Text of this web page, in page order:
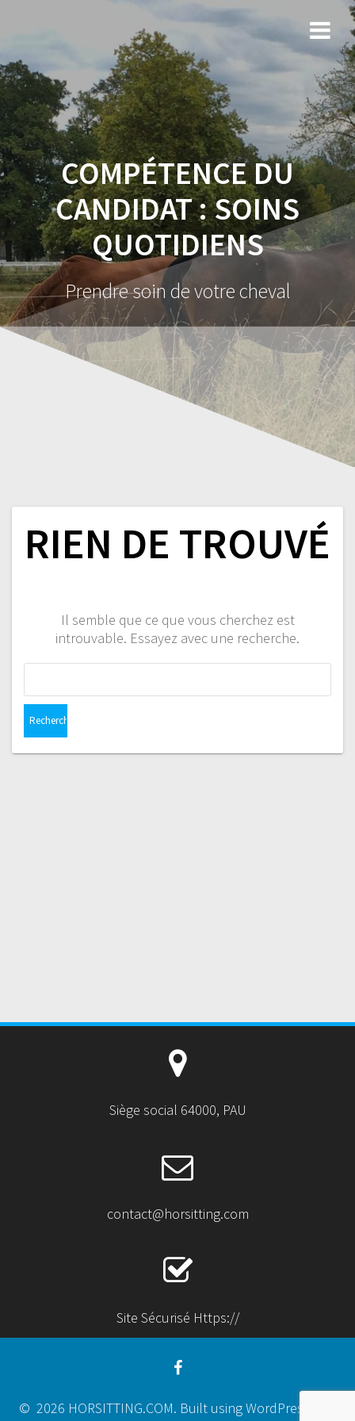
COMPÉTENCE DU
CANDIDAT :SOINS
QUOTIDIENS
Prendre soin de votre cheval
RIEN DE TROUVÉ
Il semble que ce que vous cherchez est
introuvable. Essayez avec une recherche.
Siège social 64000, PAU
contact@horsitting.com
Site Sécurisé Https://
© 2026 HORSITTING.COM. Built using WordPress and